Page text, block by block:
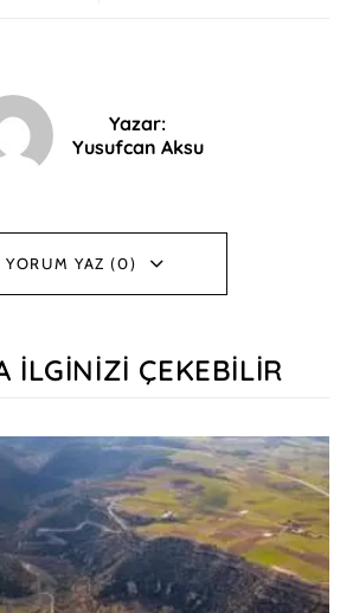
Yazar:
Yusufcan Aksu
YORUM YAZ (0)
İLGINIZI ÇEKEBILIR